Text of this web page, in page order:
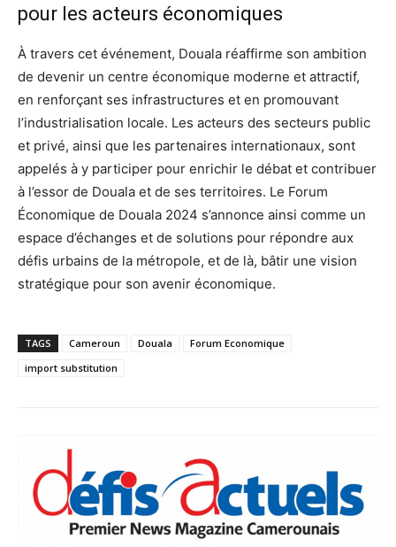
pour les acteurs économiques
À travers cet événement, Douala réaffirme son ambition
de devenir un centre économique moderne et attractif,
en renforçant ses infrastructures et en promouvant
l’industrialisation locale. Les acteurs des secteurs public
et privé, ainsi que les partenaires internationaux, sont
appelés à y participer pour enrichir le débat et contribuer
à l’essor de Douala et de ses territoires. Le Forum
Économique de Douala 2024 s’annonce ainsi comme un
espace d’échanges et de solutions pour répondre aux
défis urbains de la métropole, et de là, bâtir une vision
stratégique pour son avenir économique.
TAGS Cameroun Douala
Forum Economique
import substitution